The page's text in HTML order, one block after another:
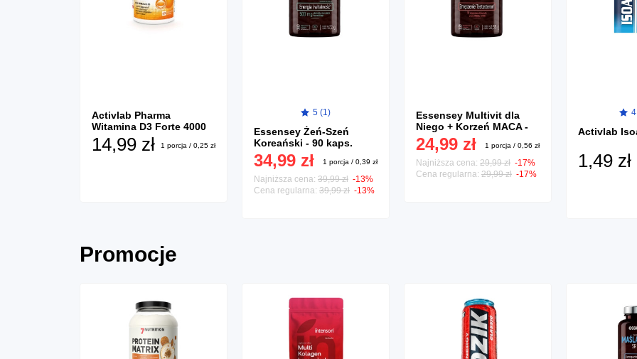
Activlab Pharma
Witamina D3 Forte 4000
IU - 60 kaps.
14,99 zł 1 porcja / 0,25 zł
5 (1)
Essensey Żeń-Szeń
Koreański - 90 kaps.
34,99 zł 1 porcja / 0,39 zł
Najniższa cena: 39,99 zł -13%
Cena regularna: 39,99 zł -13%
Essensey Multivit dla
Niego + Korzeń MACA -
90 kaps.
24,99 zł 1 porcja / 0,56 zł
Najniższa cena: 29,99 zł -17%
Cena regularna: 29,99 zł -17%
Activlab
1,49 zł
Promocje